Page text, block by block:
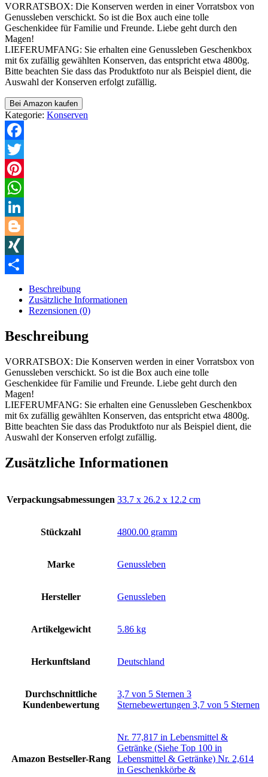
VORRATSBOX: Die Konserven werden in einer Vorratsbox von
Genussleben verschickt. So ist die Box auch eine tolle
Geschenkidee für Familie und Freunde. Liebe geht durch den
Magen!
LIEFERUMFANG: Sie erhalten eine Genussleben Geschenkbox
mit 6x zufällig gewählten Konserven, das entspricht etwa 4800g.
Bitte beachten Sie dass das Produktfoto nur als Beispiel dient, die
Auswahl der Konserven erfolgt zufällig.
Bei Amazon kaufen
Kategorie: Konserven
Facebook
Twitter
Pinterest
WhatsApp
LinkedIn
Blogger
XING
Beschreibung
Zusätzliche Informationen
Rezensionen (0)
Beschreibung
VORRATSBOX: Die Konserven werden in einer Vorratsbox von
Genussleben verschickt. So ist die Box auch eine tolle
Geschenkidee für Familie und Freunde. Liebe geht durch den
Magen!
LIEFERUMFANG: Sie erhalten eine Genussleben Geschenkbox
mit 6x zufällig gewählten Konserven, das entspricht etwa 4800g.
Bitte beachten Sie dass das Produktfoto nur als Beispiel dient, die
Auswahl der Konserven erfolgt zufällig.
Zusätzliche Informationen
Verpackungsabmessungen ‎33.7 x 26.2 x 12.2 cm
Stückzahl ‎4800.00 gramm
Marke ‎Genussleben
Hersteller ‎Genussleben
Artikelgewicht ‎5.86 kg
Herkunftsland ‎Deutschland
Durchschnittliche
Kundenbewertung
3,7 von 5 Sternen 3
Sternebewertungen 3,7 von 5 Sternen
Amazon Bestseller-Rang
Nr. 77,817 in Lebensmittel &
Getränke (Siehe Top 100 in
Lebensmittel & Getränke) Nr. 2,614
in Geschenkkörbe &